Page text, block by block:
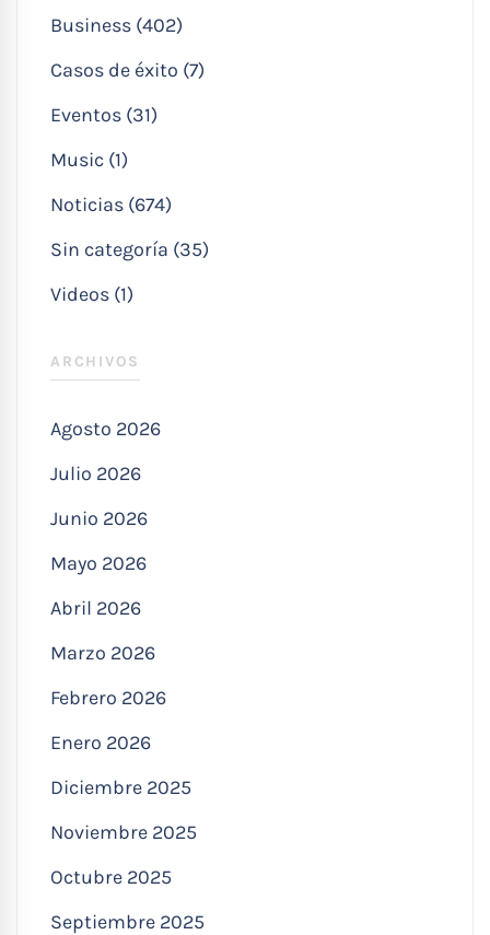
Business (402)
Casos de éxito (7)
Eventos (31)
Music (1)
Noticias (674)
Sin categoría (35)
Videos (1)
ARCHIVOS
Agosto 2026
Julio 2026
Junio 2026
Mayo 2026
Abril 2026
Marzo 2026
Febrero 2026
Enero 2026
Diciembre 2025
Noviembre 2025
Octubre 2025
Septiembre 2025